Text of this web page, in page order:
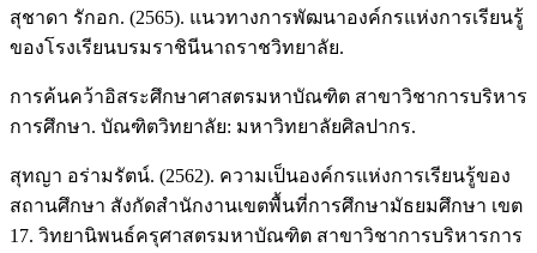
สุชาดา รักอก. (2565). แนวทางการพัฒนาองค์กรแห่งการเรียนรู้
ของโรงเรียนบรมราชินีนาถราชวิทยาลัย.
การค้นคว้าอิสระศึกษาศาสตรมหาบัณฑิต สาขาวิชาการบริหาร
การศึกษา. บัณฑิตวิทยาลัย: มหาวิทยาลัยศิลปากร.
สุทญา อร่ามรัตน์. (2562). ความเป็นองค์กรแห่งการเรียนรู้ของ
สถานศึกษา สังกัดสำนักงานเขตพื้นที่การศึกษามัธยมศึกษา เขต
17. วิทยานิพนธ์ครุศาสตรมหาบัณฑิต สาขาวิชาการบริหารการ